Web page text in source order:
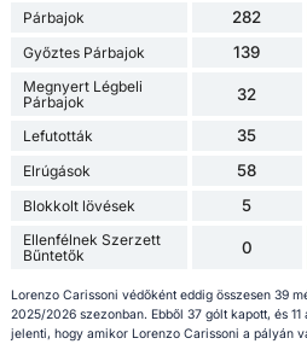
Párbajok 282
Győztes Párbajok 139
Megnyert Légbeli
Párbajok
32
Lefutották 35
Elrúgások 58
Blokkolt lövések 5
Ellenfélnek Szerzett
Bűntetők
0
Lorenzo Carissoni védőként eddig összesen 39
2025/2026 szezonban. Ebből 37 gólt kapott, és
jelenti, hogy amikor Lorenzo Carissoni a pályán